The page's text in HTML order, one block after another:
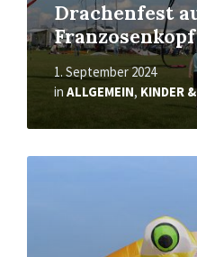
Drachenfest
Franzosenkopf
1. September 2024
in ALLGEMEIN, KINDER
Mehr